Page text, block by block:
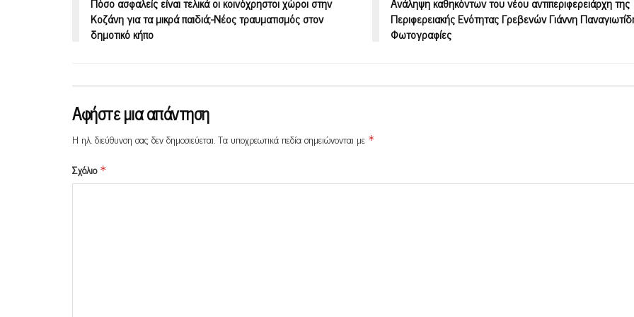
Κοζάνη για τα μικρά παιδιά;-Νέος τραυματισμός στον
δημοτικό κήπο
Περιφερειακής Ενότητας Γρεβενών Γιάννη
Φωτογραφίες
Αφήστε μια απάντηση
Η ηλ. διεύθυνση σας δεν δημοσιεύεται.Τα υποχρεωτικά πεδία σημειώνονται με *
Σχόλιο *